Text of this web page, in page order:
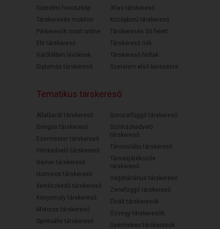
Szerelmi horoszkóp
Társkeresés mobilon
Párkeresők most online
Elit társkereső
Válófélben lévőknek
Diplomás társkereső
30as társkereső
Középkorú társkereső
Társkeresés 50 felett
Társkereső nők
Társkereső férfiak
Szerelem első keresésre
Tematikus társkereső
Állatbarát társkereső
Bringás társkereső
Ezermester társkereső
Filmkedvelő társkereső
Gamer társkereső
Humoros társkereső
Kertészkedő társkereső
Könyvmoly társkereső
Motoros társkereső
Spirituális társkereső
Sorozatfüggő társkereső
Színházkedvelő
társkereső
Táncoslábú társkereső
Társasjátékozós
társkereső
Vegetáriánus társkereső
Zenefüggő társkereső
Elvált társkeresők
Özvegy társkeresők
Gyermekes társkeresők